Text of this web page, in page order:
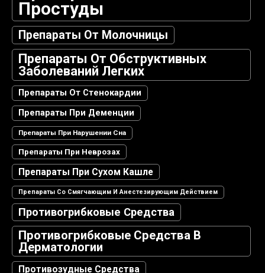
Простуды
Препараты От Молочницы
Препараты От Обструктивных
Заболеваний Легких
Препараты От Стенокардии
Препараты При Деменции
Препараты При Нарушении Сна
Препараты При Неврозах
Препараты При Сухом Кашле
Препараты Со Смягчающим И Анестезирующим Действием
Противогрибковые Средства
Противогрибковые Средства В
Дерматологии
Противозудные Средства